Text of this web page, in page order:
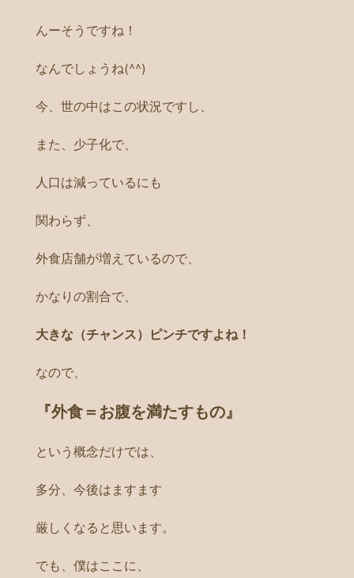
んーそうですね！
なんでしょうね(^^)
今、世の中はこの状況ですし、
また、少子化で、
人口は減っているにも
関わらず、
外食店舗が増えているので、
かなりの割合で、
大きな（チャンス）ピンチですよね！
なので、
『外食＝お腹を満たすもの』
という概念だけでは、
多分、今後はますます
厳しくなると思います 。
でも、僕はここに、